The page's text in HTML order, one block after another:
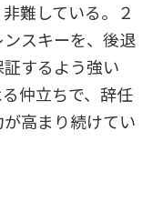
難している。２
スキーを、後退
するよう強い
仲立ちで、辞任
高まり続けてい